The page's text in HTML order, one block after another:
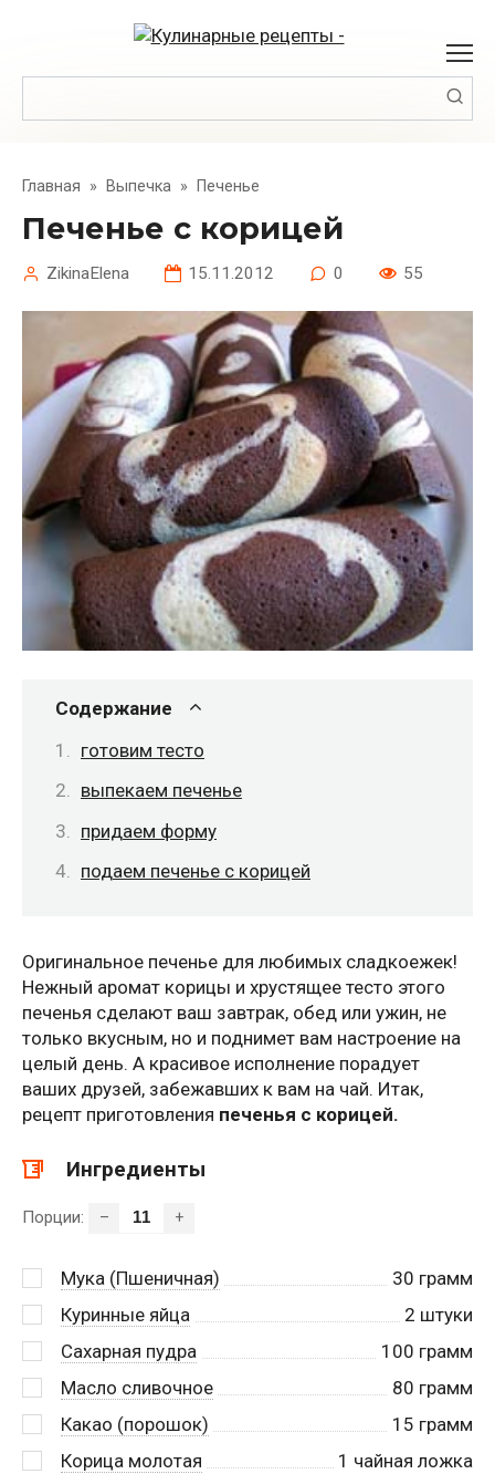
Главная » Выпечка » Печенье
Печенье с корицей
ZikinaElena 15.11.2012 0 55
Содержание
готовим тесто
выпекаем печенье
придаем форму
подаем печенье с корицей
Оригинальное печенье для любимых сладкоежек!
Нежный аромат корицы и хрустящее тесто этого
печенья сделают ваш завтрак, обед или ужин, не
только вкусным, но и поднимет вам настроение на
целый день. А красивое исполнение порадует
ваших друзей, забежавших к вам на чай. Итак,
рецепт приготовления печенья с корицей.
Ингредиенты
Порции: – +
Мука (Пшеничная) 30 грамм
Куринные яйца
2 штуки
Сахарная пудра
100 грамм
Масло сливочное
80 грамм
Какао (порошок)
15 грамм
Корица молотая
1 чайная ложка